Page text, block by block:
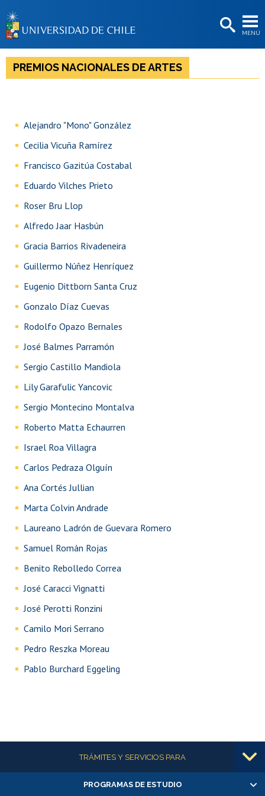
MENÚ
BIBLIOTECAS
LA UNIVERSIDAD
Egresadas/os
PREMIOS NACIONALES DE ARTES
Alejandro "Mono" González
Cecilia Vicuña Ramírez​​
Francisco Gazitúa Costabal
Eduardo Vilches Prieto
Roser Bru Llop
Alfredo Jaar Hasbún
Gracia Barrios Rivadeneira
Guillermo Núñez Henríquez
Eugenio Dittborn Santa Cruz
Gonzalo Díaz Cuevas
Rodolfo Opazo Bernales
José Balmes Parramón
Sergio Castillo Mandiola
Lily Garafulic Yancovic
Sergio Montecino Montalva
Roberto Matta Echaurren
Israel Roa Villagra
Carlos Pedraza Olguín
Ana Cortés Jullian
Marta Colvin Andrade
Laureano Ladrón de Guevara Romero
Samuel Román Rojas
Benito Rebolledo Correa
José Caracci Vignatti
José Perotti Ronzini
Camilo Mori Serrano
Pedro Reszka Moreau
Pablo Burchard Eggeling
Más informaciónTRÁMITES Y SERVICIOS PARA
Alumnas/os y exalumnas/os
PROGRAMAS DE ESTUDIO